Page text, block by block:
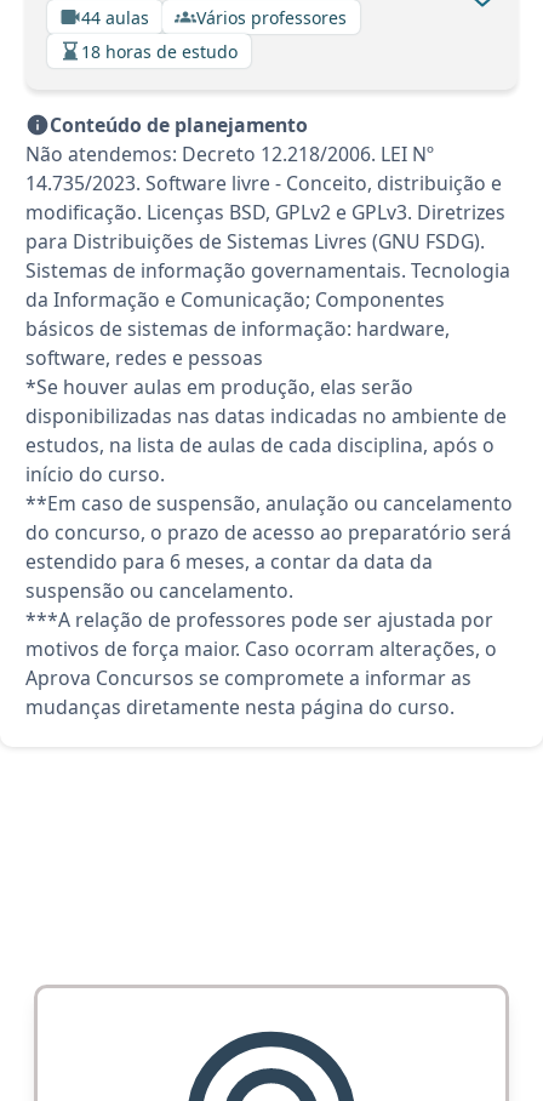
44 aulas
Vários professores
18 horas de estudo
Conteúdo de planejamento
Não atendemos: Decreto 12.218/2006. LEI Nº
14.735/2023. Software livre - Conceito, distribuição e
modificação. Licenças BSD, GPLv2 e GPLv3. Diretrizes
para Distribuições de Sistemas Livres (GNU FSDG).
Sistemas de informação governamentais. Tecnologia
da Informação e Comunicação; Componentes
básicos de sistemas de informação: hardware,
software, redes e pessoas
*Se houver aulas em produção, elas serão
disponibilizadas nas datas indicadas no ambiente de
estudos, na lista de aulas de cada disciplina, após o
início do curso.
**Em caso de suspensão, anulação ou cancelamento
do concurso, o prazo de acesso ao preparatório será
estendido para 6 meses, a contar da data da
suspensão ou cancelamento.
***A relação de professores pode ser ajustada por
motivos de força maior. Caso ocorram alterações, o
Aprova Concursos se compromete a informar as
mudanças diretamente nesta página do curso.